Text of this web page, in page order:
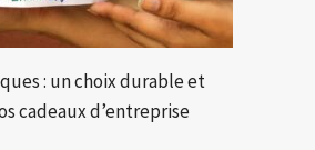
: un choix durable et
cadeaux d’entreprise